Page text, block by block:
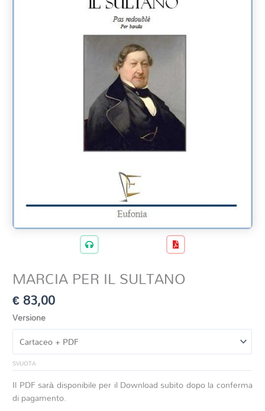
MARCIA PER IL SULTANO
€83,00
Versione
SVUOTA
Il PDF sarà disponibile per il Download subito dopo la conferma
di pagamento.